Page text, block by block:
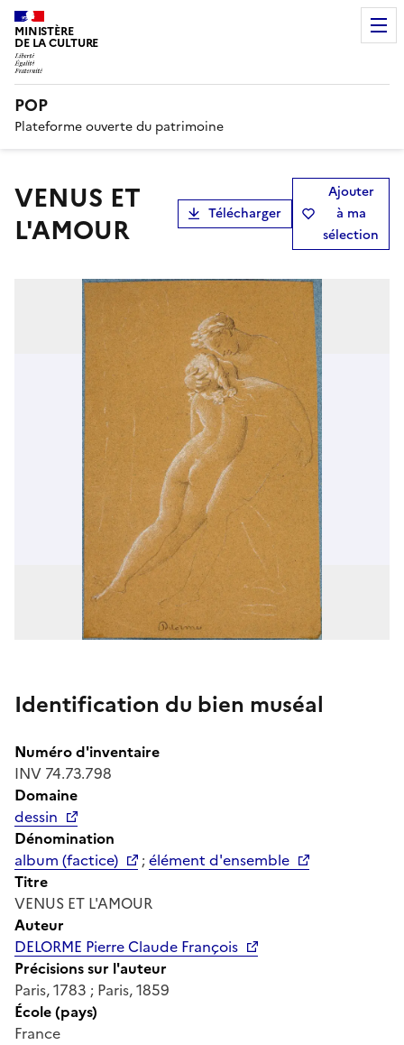
MINISTÈRE
DE LA CULTURE
POP
Plateforme ouverte du patrimoine
VENUS ET
L'AMOUR
Télécharger
Ajouter
à ma
sélection
Identification du bien muséal
Numéro d'inventaire
INV 74.73.798
Domaine
dessin
Dénomination
album (factice)
;élément d'ensemble
Titre
VENUS ET L'AMOUR
Auteur
DELORME Pierre Claude François
Précisions sur l'auteur
Paris, 1783 ; Paris, 1859
École (pays)
France